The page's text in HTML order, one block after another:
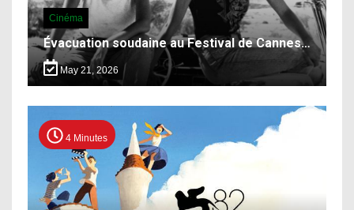
Cinéma
Évacuation soudaine au Festival de Cannes…
May 21, 2026
4 Minutes